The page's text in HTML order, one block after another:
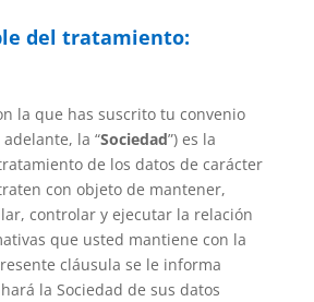
del tratamiento:
la que has suscrito tu convenio
la “Sociedad”) es la
de los datos de carácter
con objeto de mantener,
controlar y ejecutar la relación
que usted mantiene con la
cláusula se le informa
la Sociedad de sus datos